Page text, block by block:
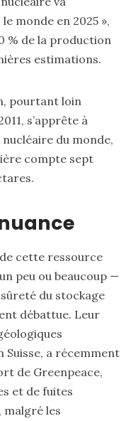
monde en 2025 »,
% de la production
estimations.
pourtant loin
s’apprête à
du monde,
compte sept
cette ressource
peu ou beaucoup —
du stockage
débattue. Leur
Suisse, a récemment
de Greenpeace,
et de fuites
malgré les